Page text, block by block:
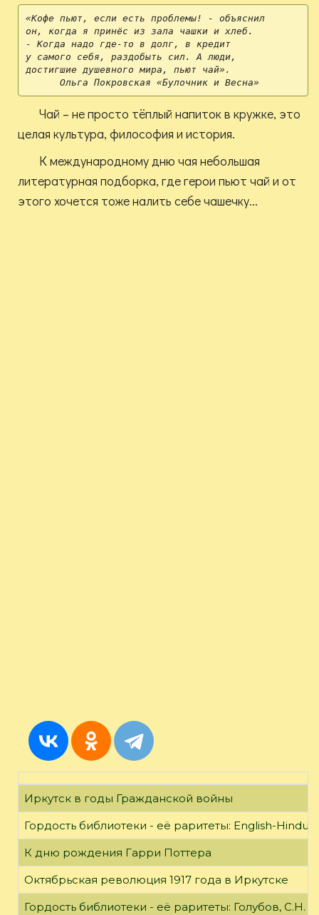
«Кофе пьют, если есть проблемы! - объяснил
он, когда я принёс из зала чашки и хлеб.
- Когда надо где-то в долг, в кредит
у самого себя, раздобыть сил. А люди,
достигшие душевного мира, пьют чай».
      Ольга Покровская «Булочник и Весна»
Чай – не просто тёплый напиток в кружке, это
целая культура, философия и история.
К международному дню чая небольшая
литературная подборка, где герои пьют чай и от
этого хочется тоже налить себе чашечку...
Иркутск в годы Гражданской войны
Гордость библиотеки - её раритеты: English-
К дню рождения Гарри Поттера
Октябрьская революция 1917 года в Иркутске
Гордость библиотеки - её раритеты: Голубов, С.Н.